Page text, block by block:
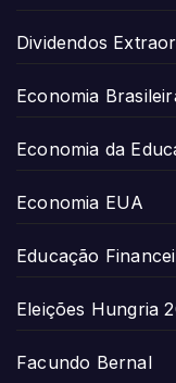
Dividendos
Economia
Economia da
Economia EUA
Educação
Eleições Hungria
Facundo Bernal